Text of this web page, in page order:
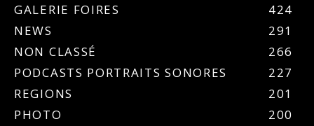
GALERIE FOIRES
424
NEWS
291
NON CLASSÉ
266
PODCASTS PORTRAITS SONORES
227
REGIONS
201
PHOTO
200